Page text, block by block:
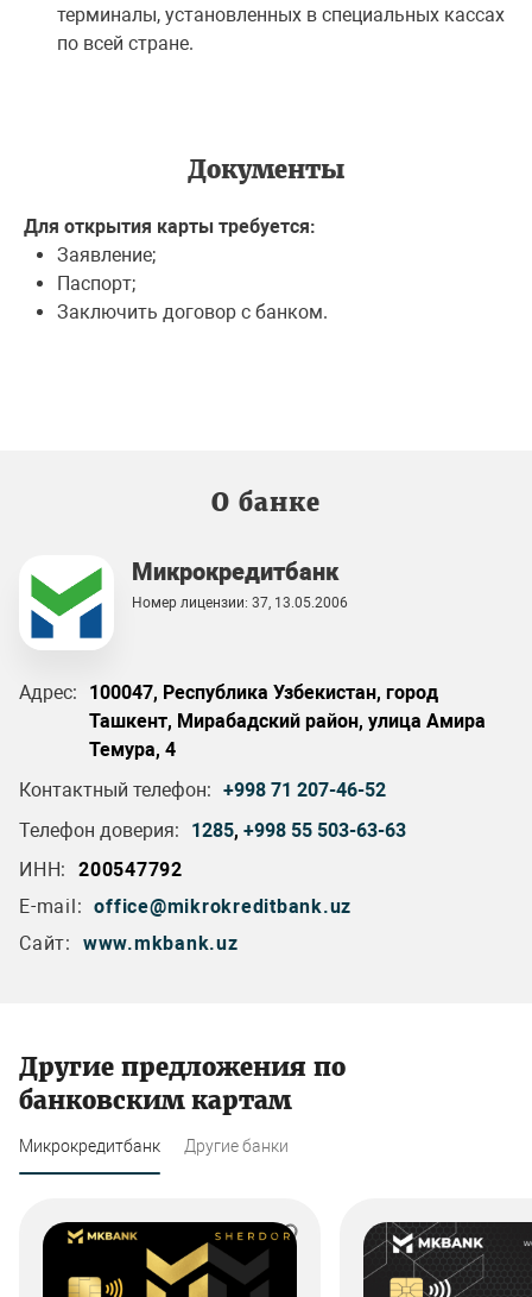
терминалы, установленныx в специальных кассах
по всей стране.
Документы
Для открытия карты требуется:
Заявление;
Паспорт;
Заключить договор с банком.
О банке
Микрокредитбанк
Номер лицензии: 37, 13.05.2006
Адрес:
100047, Республика Узбекистан, город
Ташкент, Мирабадский район, улица Амира
Темура, 4
Контактный телефон: +998 71 207-46-52
Телефон доверия:
1285, +998 55 503-63-63
ИНН:
200547792
E-mail: office@mikrokreditbank.uz
Сайт:
www.mkbank.uz
Другие предложения по
банковским картам
Микрокредитбанк Другие банки